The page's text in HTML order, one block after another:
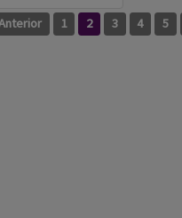
1 2 3 4 5